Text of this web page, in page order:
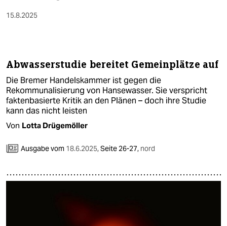
15.8.2025
Abwasserstudie bereitet Gemeinplätze auf
Die Bremer Handelskammer ist gegen die
Rekommunalisierung von Hansewasser. Sie verspricht
faktenbasierte Kritik an den Plänen – doch ihre Studie
kann das nicht leisten
Von Lotta Drügemöller
Ausgabe vom 18.6.2025,Seite 26-27, nord